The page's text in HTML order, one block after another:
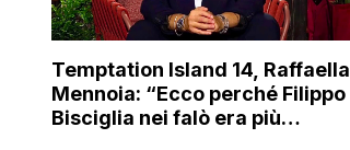
Temptation Island 14, Raffaella
Mennoia: “Ecco perché Filippo
Bisciglia nei falò era più